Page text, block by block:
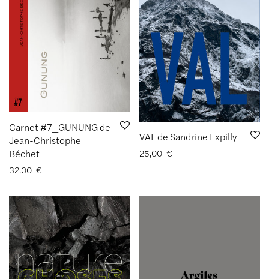
Carnet #7_GUNUNG de
Jean-Christophe
Béchet
32,00 €
VAL de Sandrine Expilly
25,00 €